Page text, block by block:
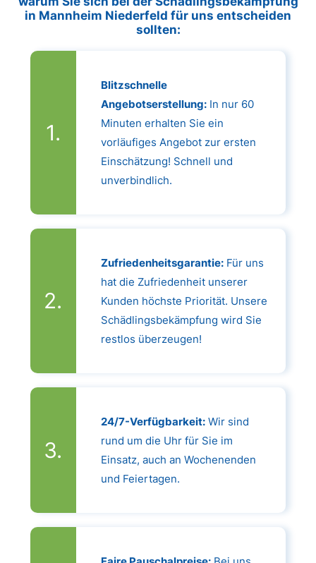
in Mannheim Niederfeld für uns entscheiden
sollten:
Blitzschnelle
Angebotserstellung:In nur 60
Minuten erhalten Sie ein
vorläufiges Angebot zur ersten
Einschätzung! Schnell und
unverbindlich.
Zufriedenheitsgarantie:Für uns
hat die Zufriedenheit unserer
Kunden höchste Priorität. Unsere
Schädlingsbekämpfung wird Sie
restlos überzeugen!
24/7-Verfügbarkeit:Wir sind
rund um die Uhr für Sie im
Einsatz, auch an Wochenenden
und Feiertagen.